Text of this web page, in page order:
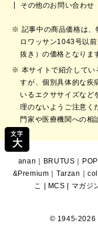
文字
大
その他のお問い合わせ
記事中の商品価格は
ロワッサン1043号以
抜き）の価格となりま
本サイトで紹介してい
すが、個別具体的な疾
いるエクササイズなど
理のないようご注意く
門家や医療機関への相
anan ｜ BRUTUS ｜
&Premium ｜Tarzan ｜
こ | MCS | マガジ
© 1945-2026